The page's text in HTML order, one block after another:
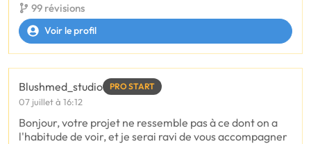
99 révisions
Voir le profil
Blushmed_studio PRO START
07 juillet à 16:12
Bonjour, votre projet ne ressemble pas à ce dont on a
l'habitude de voir, et je serai ravi de vous accompagner